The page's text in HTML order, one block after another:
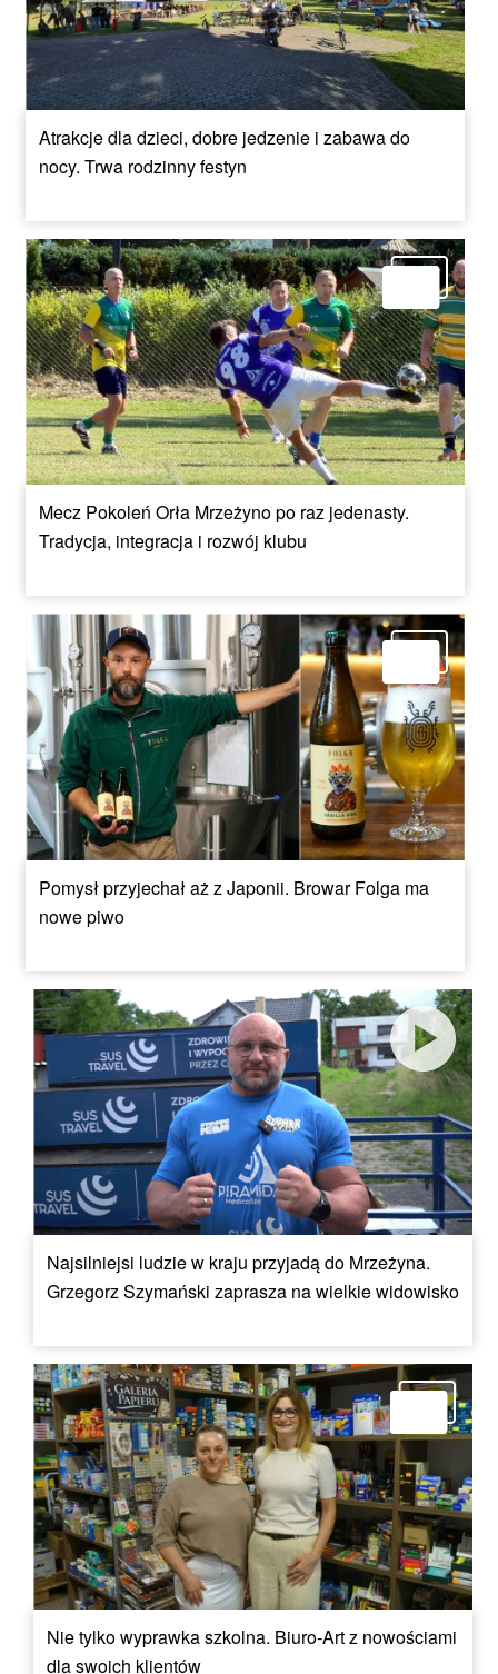
Atrakcje dla dzieci, dobre jedzenie i zabawa do
nocy. Trwa rodzinny festyn
Mecz Pokoleń Orła Mrzeżyno po raz jedenasty.
Tradycja, integracja i rozwój klubu
Pomysł przyjechał aż z Japonii. Browar Folga ma
nowe piwo
Najsilniejsi ludzie w kraju przyjadą do Mrzeżyna.
Grzegorz Szymański zaprasza na wielkie widowisko
Nie tylko wyprawka szkolna. Biuro-Art z nowościami
dla swoich klientów